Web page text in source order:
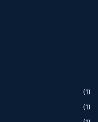
(1)
(1)